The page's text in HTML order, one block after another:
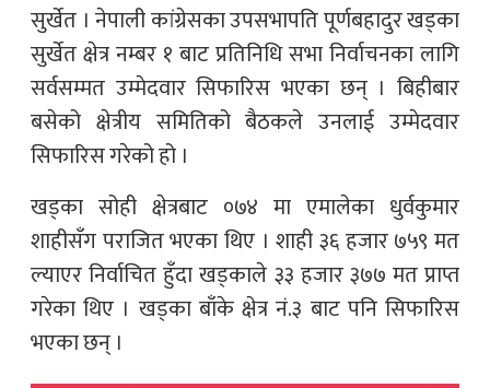
सुर्खेत । नेपाली कांग्रेसका उपसभापति पूर्णबहादुर खड्का
सुर्खेत क्षेत्र नम्बर १ बाट प्रतिनिधि सभा निर्वाचनका लागि
सर्वसम्मत उम्मेदवार सिफारिस भएका छन् । बिहीबार
बसेको क्षेत्रीय समितिको बैठकले उनलाई उम्मेदवार
सिफारिस गरेको हो ।
खड्का सोही क्षेत्रबाट ०७४ मा एमालेका धुर्वकुमार
शाहीसँग पराजित भएका थिए । शाही ३६ हजार ७५९ मत
ल्याएर निर्वाचित हुँदा खड्काले ३३ हजार ३७७ मत प्राप्त
गरेका थिए । खड्का बाँके क्षेत्र नं.३ बाट पनि सिफारिस
भएका छन् ।